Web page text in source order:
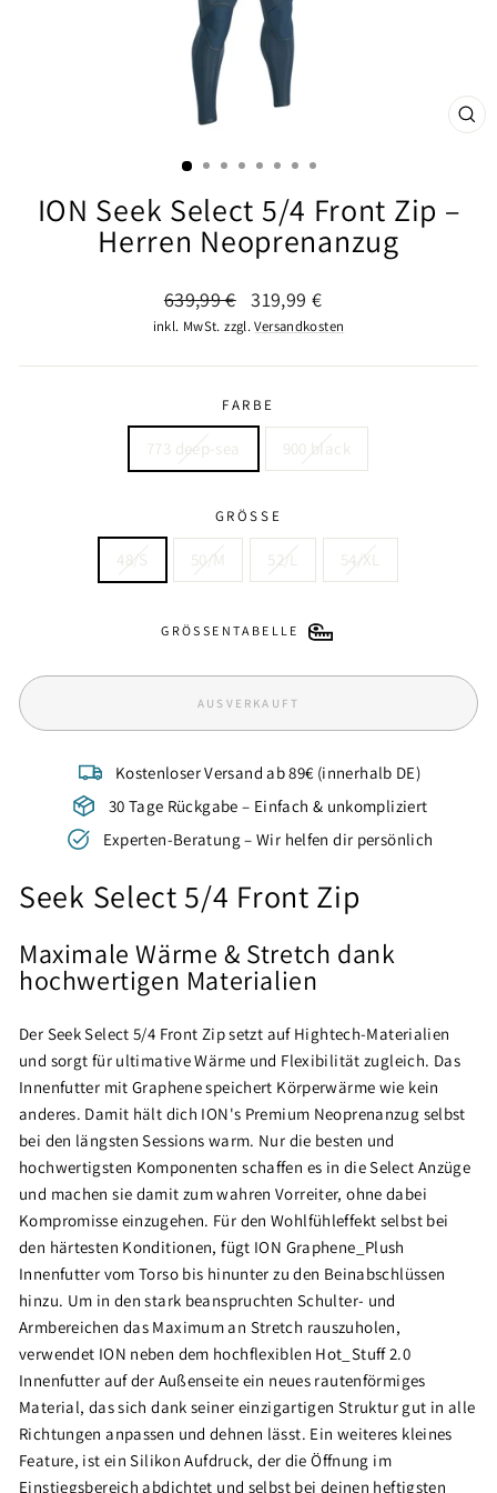
ION Seek Select 5/4 Front Zip –
Herren Neoprenanzug
Normaler
Preis
639,99 € Sonderpreis
319,99 €
inkl. MwSt. zzgl.Versandkosten
FARBE
773 deep-sea 900 black
GRÖSSE
48/S 50/M 52/L 54/XL
GRÖSSENTABELLE
AUSVERKAUFT
Kostenloser Versand ab 89€ (innerhalb DE)
30 Tage Rückgabe – Einfach & unkompliziert
Experten-Beratung – Wir helfen dir persönlich
Seek Select 5/4 Front Zip
Maximale Wärme & Stretch dank
hochwertigen Materialien
Der Seek Select 5/4 Front Zip setzt auf Hightech-Materialien
und sorgt für ultimative Wärme und Flexibilität zugleich. Das
Innenfutter mit Graphene speichert Körperwärme wie kein
anderes. Damit hält dich ION's Premium Neoprenanzug selbst
bei den längsten Sessions warm. Nur die besten und
hochwertigsten Komponenten schaffen es in die Select Anzüge
und machen sie damit zum wahren Vorreiter, ohne dabei
Kompromisse einzugehen. Für den Wohlfühleffekt selbst bei
den härtesten Konditionen, fügt ION Graphene_Plush
Innenfutter vom Torso bis hinunter zu den Beinabschlüssen
hinzu. Um in den stark beanspruchten Schulter- und
Armbereichen das Maximum an Stretch rauszuholen,
verwendet ION neben dem hochflexiblen Hot_Stuff 2.0
Innenfutter auf der Außenseite ein neues rautenförmiges
Material, das sich dank seiner einzigartigen Struktur gut in alle
Richtungen anpassen und dehnen lässt. Ein weiteres kleines
Feature, ist ein Silikon Aufdruck, der die Öffnung im
Einstiegsbereich abdichtet und selbst bei deinen heftigsten